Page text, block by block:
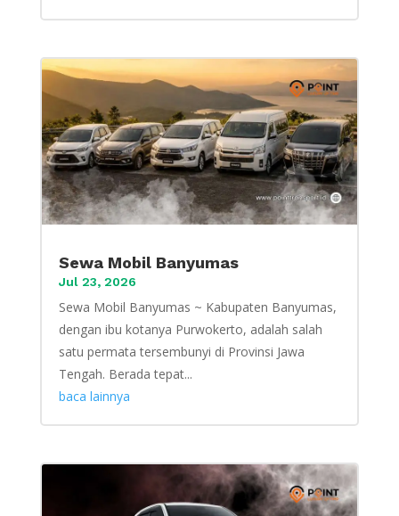
Sewa Mobil Banyumas
Jul 23, 2026
Sewa Mobil Banyumas ~ Kabupaten Banyumas,
dengan ibu kotanya Purwokerto, adalah salah
satu permata tersembunyi di Provinsi Jawa
Tengah. Berada tepat...
baca lainnya